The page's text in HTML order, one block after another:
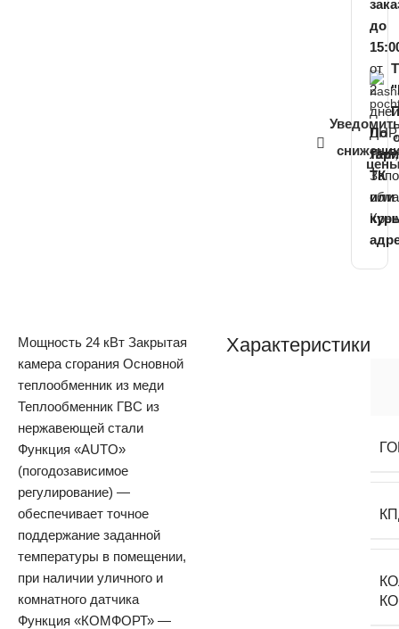
до
ДНР,
ЛНР,
от
2
дней
По
ТК
или
Мощность 24 кВт Закрытая
камера сгорания Основной
теплообменник из меди
Теплообменник ГВС из
нержавеющей стали
Функция «AUTO»
(погодозависимое
регулирование) —
обеспечивает точное
поддержание заданной
температуры в помещении,
при наличии уличного и
комнатного датчика
Функция «КОМФОРТ» —
Характеристики